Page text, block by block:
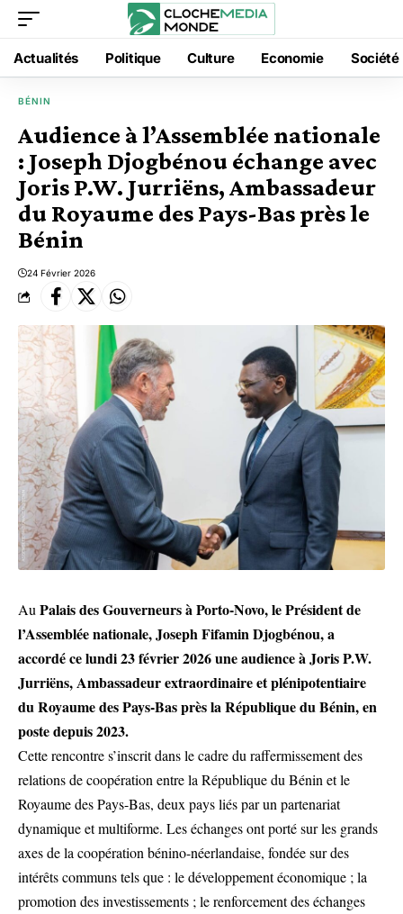
Actualités Politique Culture Economie Société
BÉNIN
Audience à l’Assemblée nationale
: Joseph Djogbénou échange avec
Joris P.W. Jurriëns, Ambassadeur
du Royaume des Pays-Bas près le
Bénin
24 Février 2026
Au Palais des Gouverneurs à Porto-Novo, le Président de
l’Assemblée nationale, Joseph Fifamin Djogbénou, a
accordé ce lundi 23 février 2026 une audience à Joris P.W.
Jurriëns, Ambassadeur extraordinaire et plénipotentiaire
du Royaume des Pays-Bas près la République du Bénin, en
poste depuis 2023.
Cette rencontre s’inscrit dans le cadre du raffermissement des
relations de coopération entre la République du Bénin et le
Royaume des Pays-Bas, deux pays liés par un partenariat
dynamique et multiforme. Les échanges ont porté sur les grands
axes de la coopération bénino-néerlandaise, fondée sur des
intérêts communs tels que : le développement économique ; la
promotion des investissements ; le renforcement des échanges